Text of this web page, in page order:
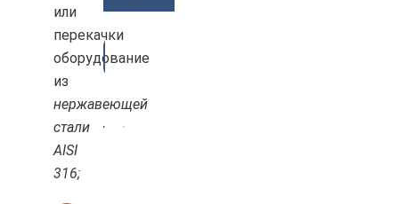
или
перекачки
оборудование
из
нержавеющей
стали
AISI
316;
3%